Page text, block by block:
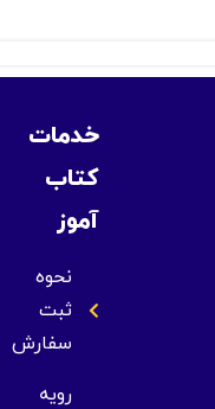
خدمات
کتاب
آموز
نحوه
ثبت
سفارش
رویه